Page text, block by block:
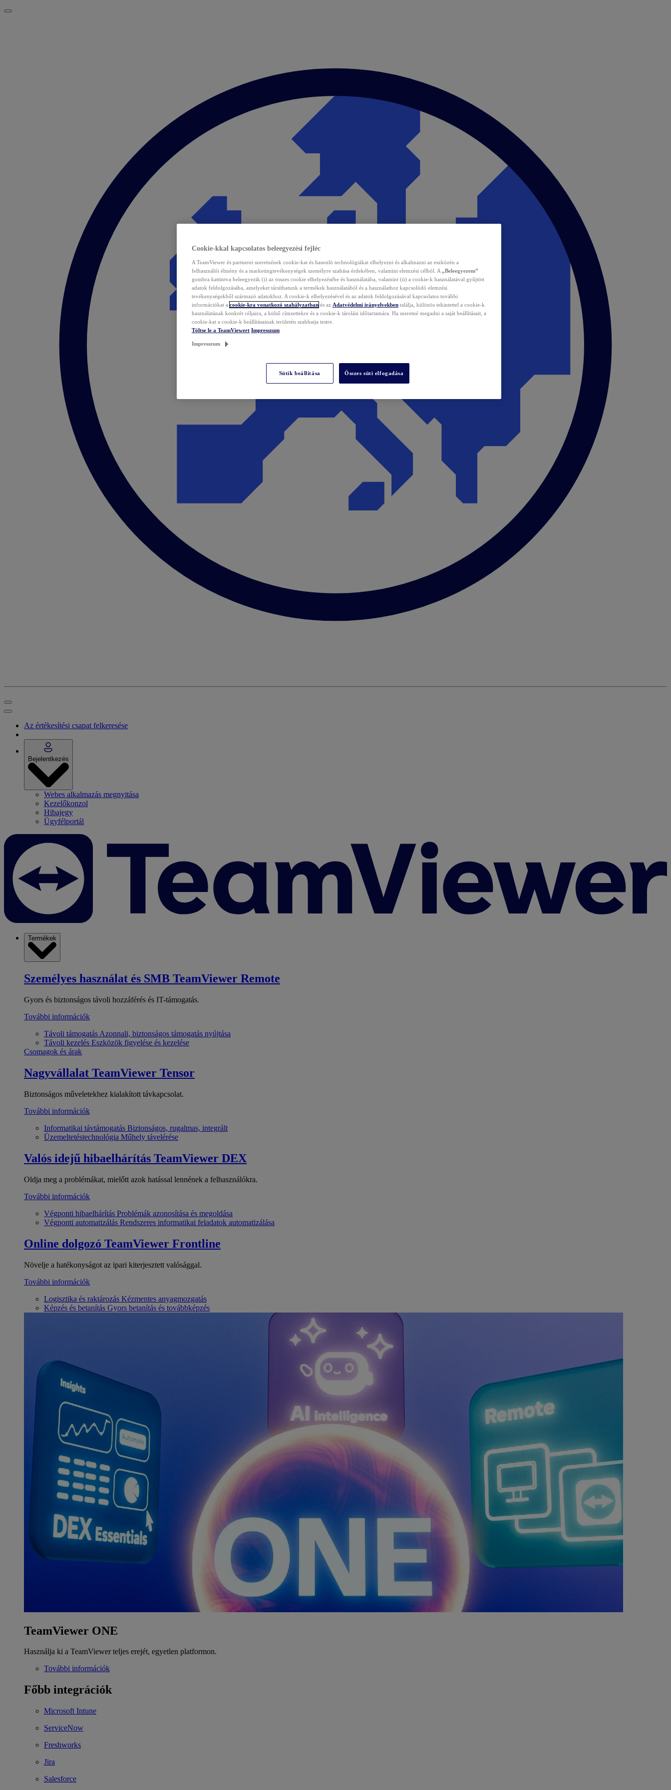
Az értékesítési csapat felkeresése
Bejelentkezés
Webes alkalmazás megnyitása
Kezelőkonzol
Hibajegy
Ügyfélportál
Termékek
Személyes használat és SMB TeamViewer Remote
Gyors és biztonságos távoli hozzáférés és IT-támogatás.
További információk
Távoli támogatás Azonnali, biztonságos támogatás nyújtása
Távoli kezelés Eszközök figyelése és kezelése
Csomagok és árak
Nagyvállalat TeamViewer Tensor
Biztonságos műveletekhez kialakított távkapcsolat.
További információk
Informatikai távtámogatás Biztonságos, rugalmas, integrált
Üzemeltetéstechnológia Műhely távelérése
Valós idejű hibaelhárítás TeamViewer DEX
Oldja meg a problémákat, mielőtt azok hatással lennének a felhasználókra.
További információk
Végponti hibaelhárítás Problémák azonosítása és megoldása
Végponti automatizálás Rendszeres informatikai feladatok automatizálása
Online dolgozó TeamViewer Frontline
Növelje a hatékonyságot az ipari kiterjesztett valósággal.
További információk
Logisztika és raktározás Kézmentes anyagmozgatás
Képzés és betanítás Gyors betanítás és továbbképzés
TeamViewer ONE
Használja ki a TeamViewer teljes erejét, egyetlen platformon.
További információk
Főbb integrációk
Microsoft Intune
ServiceNow
Freshworks
Jira
Salesforce
Cookie-kkal kapcsolatos beleegyezési fejléc
A TeamViewer és partnerei szeretnének cookie-kat és hasonló technológiákat elhelyezni és alkalmazni az eszközén a
felhasználói élmény és a marketingtevékenységek személyre szabása érdekében, valamint elemzési célból. A „Beleegyezem”
gombra kattintva beleegyezik (i) az összes cookie elhelyezésébe és használatába, valamint (ii) a cookie-k használatával gyűjtött
adatok feldolgozásába, amelyeket társíthatunk a termékek használatából és a használathoz kapcsolódó elemzési
tevékenységekből származó adatokhoz. A cookie-k elhelyezésével és az adatok feldolgozásával kapcsolatos további
információkat a cookie-kra vonatkozó szabályzatban és az Adatvédelmi irányelvekben találja, különös tekintettel a cookie-k
használatának konkrét céljaira, a külső címzettekre és a cookie-k tárolási időtartamára. Ha szeretné megadni a saját beállításait, a
cookie-kat a cookie-k beállításainak területén szabhatja testre.
Töltse le a TeamViewert Impresszum
Impresszum
Sütik beállítása Összes süti elfogadása